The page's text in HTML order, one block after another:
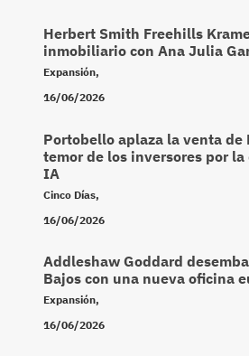
Herbert Smith Freehills
inmobiliario con Ana Julia
Expansión,
16/06/2026
Portobello aplaza la venta de
temor de los inversores por
IA
Cinco Días,
16/06/2026
Addleshaw Goddard
Bajos con una nueva oficina
Expansión,
16/06/2026